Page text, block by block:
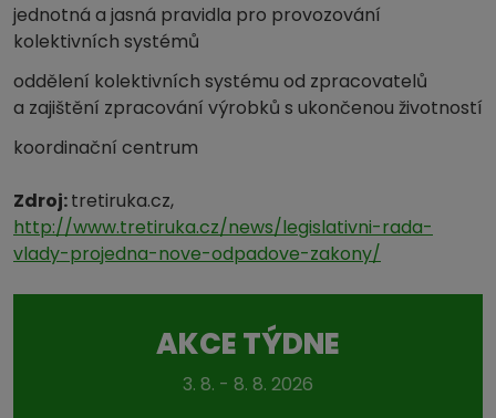
jednotná a jasná pravidla pro provozování
kolektivních systémů
oddělení kolektivních systému od zpracovatelů
a zajištění zpracování výrobků s ukončenou životností
koordinační centrum
Zdroj:tretiruka.cz,
http://www.tretiruka.cz/news/legislativni-rada-
vlady-projedna-nove-odpadove-zakony/
AKCE TÝDNE
3. 8. - 8. 8. 2026